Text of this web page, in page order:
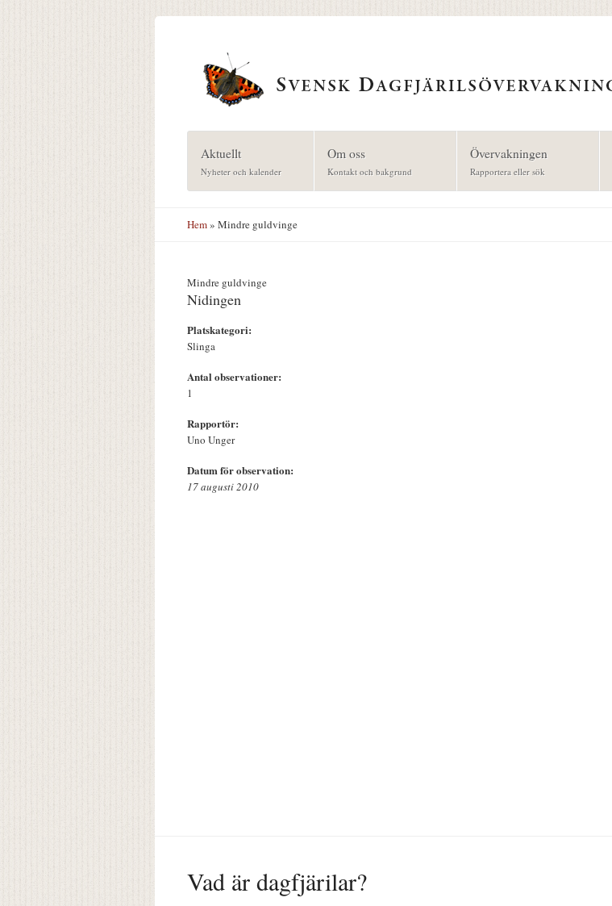
Aktuellt
Nyheter och kalender
Om oss
Kontakt och bakgrund
Övervakningen
Rapportera eller sök
Hem» Mindre guldvinge
Mindre guldvinge
Nidingen
Platskategori:
Slinga
Antal observationer:
1
Rapportör:
Uno Unger
Datum för observation:
17 augusti 2010
Vad är dagfjärilar?